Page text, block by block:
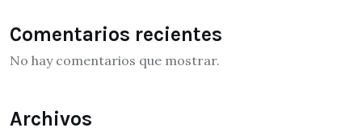
Comentarios recientes
No hay comentarios que mostrar.
Archivos